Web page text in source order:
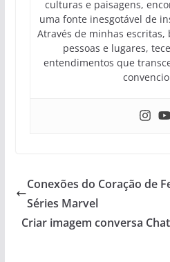
culturas e paisagens,
uma fonte inesgotável de
Através de minhas escritas,
pessoas e lugares,
entendimentos que
Conexões do Coração de
Séries Marvel
Criar imagem conversa